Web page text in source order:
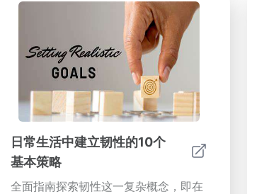
科技在干扰管理中的角色，以及如何通
过正念和身体健康来改善注意力。本资
源为你提供实用技巧，帮助你培养一个
专注的工作环境，有效实现目标。今天
就提升你的专注力并最大化你的生产
力！
日常生活中建立韧性的10个
基本策略
全面指南探索韧性这一复杂概念，即在